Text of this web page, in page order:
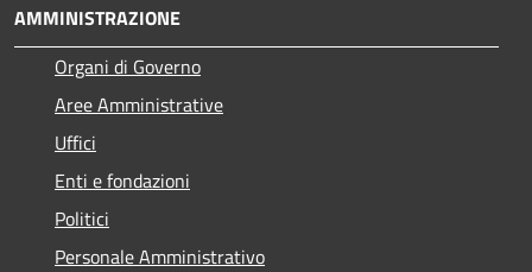
AMMINISTRAZIONE
Organi di Governo
Aree Amministrative
Uffici
Enti e fondazioni
Politici
Personale Amministrativo